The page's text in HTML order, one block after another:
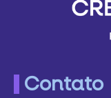
Contato